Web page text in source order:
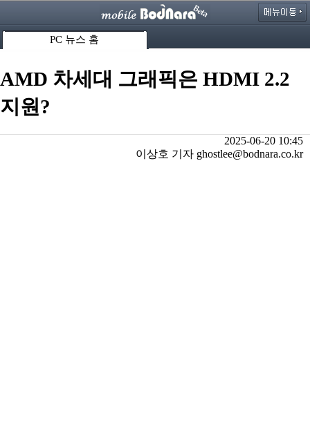
PC 뉴스 홈
AMD 차세대 그래픽은 HDMI 2.2
지원?
2025-06-20 10:45
이상호 기자 ghostlee@bodnara.co.kr